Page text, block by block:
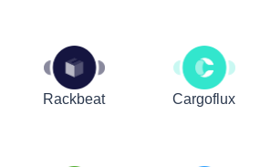
Rackbeat Cargoflux